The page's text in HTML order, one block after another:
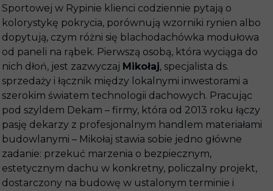
Sportowej w Rypinie klienci codziennie pytają o
kolorystykę pokrycia, porównują wzorniki rynien albo
dopytują, czym różni się blachodachówka modułowa
od paneli na rąbek. Pierwszą osobą, która wyciąga do
nich dłoń, jest zazwyczaj Mikołaj, specjalista ds.
sprzedaży i łącznik między lokalnymi inwestorami a
szerokim światem technologii dachowych. Pracując
pod szyldem Dekam – firmy, która od 2013 roku łączy
pasję dekarzy z profesjonalnym handlem materiałami
budowlanymi – Mikołaj stawia sobie jedno główne
zadanie: przekuć marzenia o bezpiecznym,
estetycznym dachu w konkretny, policzalny projekt,
dostarczony na budowę w ustalonym terminie i